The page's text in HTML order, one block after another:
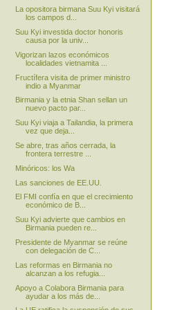
La opositora birmana Suu Kyi visitará
los campos d...
Suu Kyi investida doctor honoris
causa por la univ...
Vigorizan lazos económicos
localidades vietnamita ...
Fructífera visita de primer ministro
indio a Myanmar
Birmania y la etnia Shan sellan un
nuevo pacto par...
Suu Kyi viaja a Tailandia, la primera
vez que deja...
Se abre, tras años cerrada, la
frontera terrestre ...
Minóricos: los Wa
Las sanciones de EE.UU.
El FMI confía en que el crecimiento
económico de B...
Suu Kyi advierte que cambios en
Birmania pueden re...
Presidente de Myanmar se reúne
con delegación de C...
Las reformas en Birmania no
alcanzan a los refugia...
Apoyo a Colabora Birmania para
ayudar a los más de...